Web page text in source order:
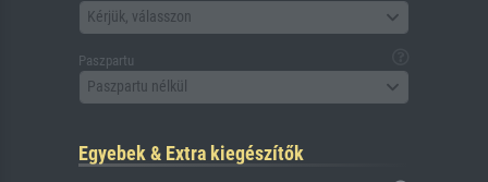
Kérjük, válasszon
Paszpartu
Paszpartu nélkül
Egyebek & Extra kiegészítők